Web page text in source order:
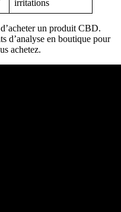
irritations
un produit CBD.
d’analyse en boutique pour
achetez.